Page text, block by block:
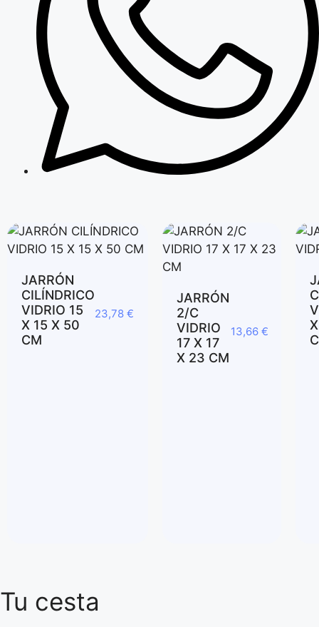
JARRÓN
CILÍNDRICO
VIDRIO 15
X 15 X 50
CM
23,78 €
JARRÓN
2/C
VIDRIO
17 X 17
X 23 CM
13,66€
Tu cesta